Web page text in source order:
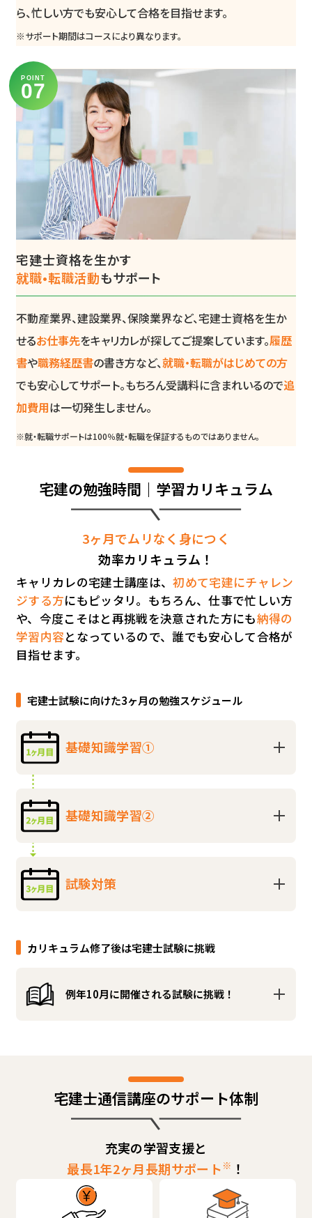
ら、忙しい方でも安心して合格を目指せます。
※サポート期間はコースにより異なります。
POINT
宅建士資格を生かす
就職•転職活動もサポート
不動産業界、建設業界、保険業界など、宅建士資格を生か
せるお仕事先をキャリカレが探してご提案しています。履歴
書や職務経歴書の書き方など、就職・転職がはじめての方
でも安心してサポート。もちろん受講料に含まれいるので追
加費用は一切発生しません。
※就・転職サポートは100％就・転職を保証するものではありません。
宅建の勉強時間｜学習カリキュラム
3ヶ月でムリなく身につく
効率カリキュラム！
キャリカレの宅建士講座は、初めて宅建にチャレン
ジする方にもピッタリ。もちろん、仕事で忙しい方
や、今度こそはと再挑戦を決意された方にも納得の
学習内容となっているので、誰でも安心して合格が
目指せます。
宅建士試験に向けた3ヶ月の勉強スケジュール
基礎知識学習①
基礎知識学習②
試験対策
カリキュラム修了後は宅建士試験に挑戦
例年10月に開催される試験に挑戦！
宅建士通信講座のサポート体制
充実の学習支援と
最長1年2ヶ月長期サポート ※ ！